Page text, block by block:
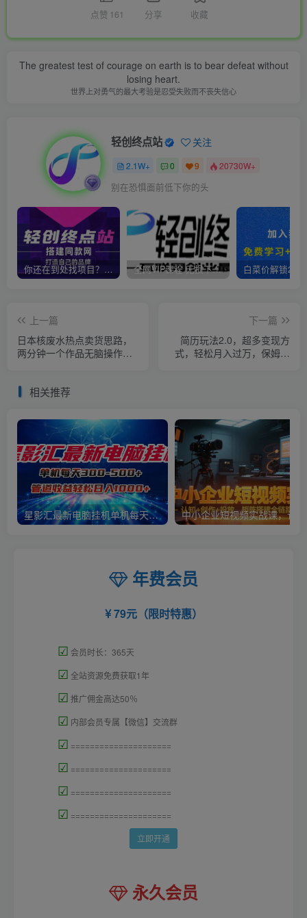
点赞 161 分享 收藏
The greatest test of courage on earth is to bear defeat without
losing heart.
世界上对勇气的最大考验是忍受失败而不丧失信心
轻创终点站 关注
2.1W+ 0 9 20730W+
别在恐惧面前低下你的头
你还在到处找项目？还在当韭菜？我靠卖项目一个月收入5万+，曾经我也是个失败者。 全网VIP课程 无损下载~
上一篇
日本核废水热点卖货思路，
两分钟一个作品无脑操作，
下一篇
简历玩法2.0，超多变现方
式，轻松月入过万，保姆级
相关推荐
星影汇最新电脑挂机单机每天300+团队管道收益轻松日入1000+
年费会员
79元（限时特惠）
☑ 会员时长：365天
☑ 全站资源免费获取1年
☑ 推广佣金高达50％
☑ 内部会员专属【微信】交流群
☑ =====================
☑ =====================
☑ =====================
☑ =====================
立即开通
永久会员